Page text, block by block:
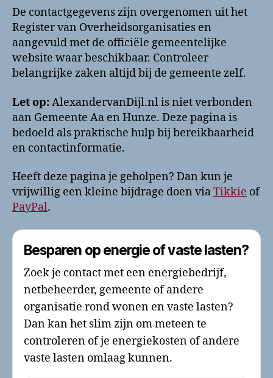
De contactgegevens zijn overgenomen uit het
Register van Overheidsorganisaties en
aangevuld met de officiële gemeentelijke
website waar beschikbaar. Controleer
belangrijke zaken altijd bij de gemeente zelf.
Let op:AlexandervanDijl.nl is niet verbonden
aan Gemeente Aa en Hunze. Deze pagina is
bedoeld als praktische hulp bij bereikbaarheid
en contactinformatie.
Heeft deze pagina je geholpen? Dan kun je
vrijwillig een kleine bijdrage doen viaTikkie of
PayPal.
Besparen op energie of vaste lasten?
Zoek je contact met een energiebedrijf,
netbeheerder, gemeente of andere
organisatie rond wonen en vaste lasten?
Dan kan het slim zijn om meteen te
controleren of je energiekosten of andere
vaste lasten omlaag kunnen.